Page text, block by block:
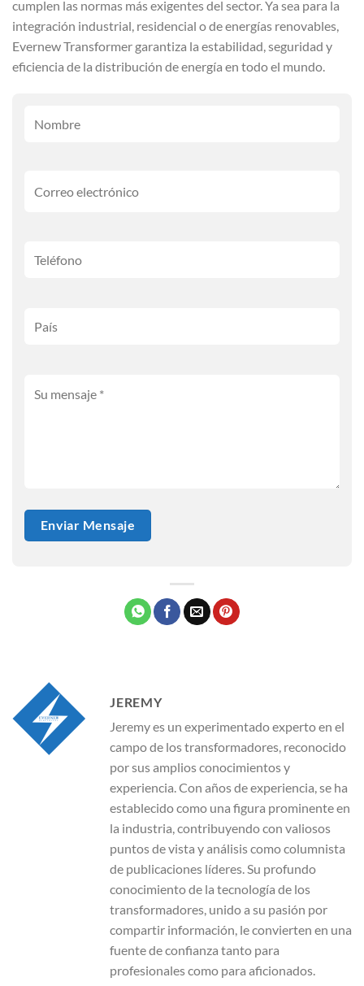
cumplen las normas más exigentes del sector. Ya sea para la
integración industrial, residencial o de energías renovables,
Evernew Transformer garantiza la estabilidad, seguridad y
eficiencia de la distribución de energía en todo el mundo.
JEREMY
Jeremy es un experimentado experto en el
campo de los transformadores, reconocido
por sus amplios conocimientos y
experiencia. Con años de experiencia, se ha
establecido como una figura prominente en
la industria, contribuyendo con valiosos
puntos de vista y análisis como columnista
de publicaciones líderes. Su profundo
conocimiento de la tecnología de los
transformadores, unido a su pasión por
compartir información, le convierten en una
fuente de confianza tanto para
profesionales como para aficionados.